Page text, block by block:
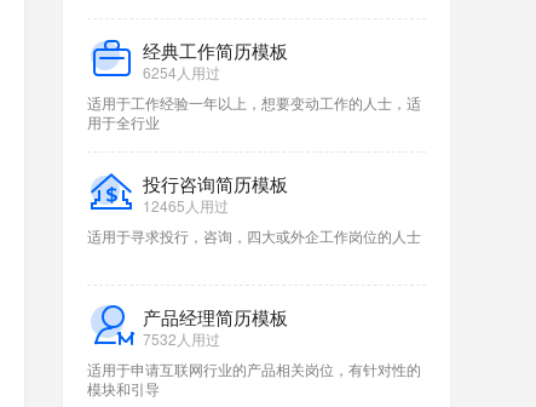
经典工作简历模板
6254人用过
适用于工作经验一年以上，想要变动工作的人士，适
用于全行业
投行咨询简历模板
12465人用过
适用于寻求投行，咨询，四大或外企工作岗位的人士
产品经理简历模板
7532人用过
适用于申请互联网行业的产品相关岗位，有针对性的
模块和引导